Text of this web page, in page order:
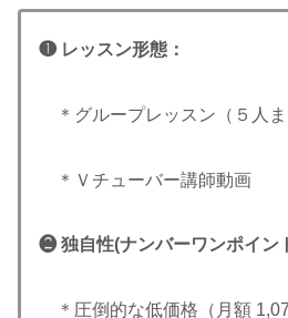
❶ レッスン形態：
＊グループレッスン（５人ま
＊Ｖチューバー講師動画
❷ 独自性(ナンバーワンポイン
＊圧倒的な低価格（月額